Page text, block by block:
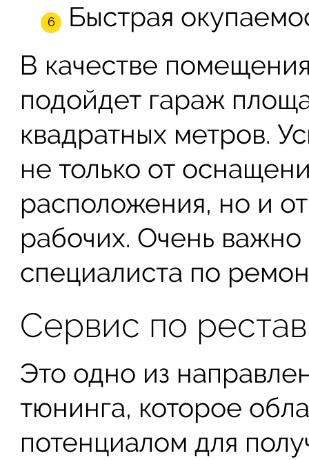
Быстрая
В качестве
подойдет гараж
квадратных метров.
не только от
расположения, но и
рабочих. Очень важно
специалиста по
Сервис по
Это одно из
тюнинга, которое
потенциалом для